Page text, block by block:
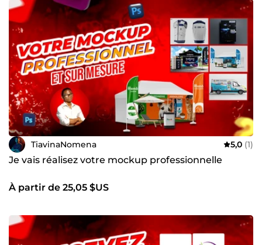
TiavinaNomena 5,0 (1)
Je vais réalisez votre mockup professionnelle
À partir de 25,05 $US